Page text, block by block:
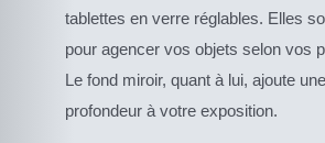
tablettes en verre réglables. Elles
pour agencer vos objets selon vos
Le fond miroir, quant à lui, ajoute
profondeur à votre exposition.